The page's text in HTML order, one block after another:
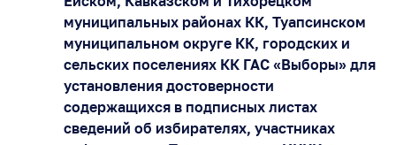
муниципальных районах КК, Туапсинском
муниципальном округе КК, городских и
сельских поселениях КК ГАС «Выборы» для
установления достоверности
содержащихся в подписных листах
сведений об избирателях, участниках